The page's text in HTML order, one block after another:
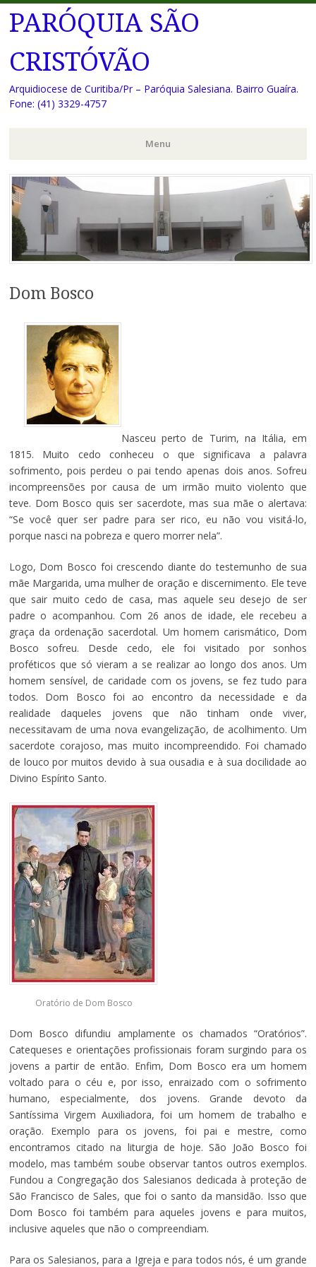
PARÓQUIA SÃO
CRISTÓVÃO
Arquidiocese de Curitiba/Pr – Paróquia Salesiana. Bairro Guaíra.
Fone: (41) 3329-4757
Menu
Pular
para
o
conteúdo
Dom Bosco
Nasceu perto de Turim, na Itália, em
1815. Muito cedo conheceu o que significava a palavra
sofrimento, pois perdeu o pai tendo apenas dois anos. Sofreu
incompreensões por causa de um irmão muito violento que
teve. Dom Bosco quis ser sacerdote, mas sua mãe o alertava:
“Se você quer ser padre para ser rico, eu não vou visitá-lo,
porque nasci na pobreza e quero morrer nela”.
Logo, Dom Bosco foi crescendo diante do testemunho de sua
mãe Margarida, uma mulher de oração e discernimento. Ele teve
que sair muito cedo de casa, mas aquele seu desejo de ser
padre o acompanhou. Com 26 anos de idade, ele recebeu a
graça da ordenação sacerdotal. Um homem carismático, Dom
Bosco sofreu. Desde cedo, ele foi visitado por sonhos
proféticos que só vieram a se realizar ao longo dos anos. Um
homem sensível, de caridade com os jovens, se fez tudo para
todos. Dom Bosco foi ao encontro da necessidade e da
realidade daqueles jovens que não tinham onde viver,
necessitavam de uma nova evangelização, de acolhimento. Um
sacerdote corajoso, mas muito incompreendido. Foi chamado
de louco por muitos devido à sua ousadia e à sua docilidade ao
Divino Espírito Santo.
Oratório de Dom Bosco
Dom Bosco difundiu amplamente os chamados “Oratórios”.
Catequeses e orientações profissionais foram surgindo para os
jovens a partir de então. Enfim, Dom Bosco era um homem
voltado para o céu e, por isso, enraizado com o sofrimento
humano, especialmente, dos jovens. Grande devoto da
Santíssima Virgem Auxiliadora, foi um homem de trabalho e
oração. Exemplo para os jovens, foi pai e mestre, como
encontramos citado na liturgia de hoje. São João Bosco foi
modelo, mas também soube observar tantos outros exemplos.
Fundou a Congregação dos Salesianos dedicada à proteção de
São Francisco de Sales, que foi o santo da mansidão. Isso que
Dom Bosco foi também para aqueles jovens e para muitos,
inclusive aqueles que não o compreendiam.
Para os Salesianos, para a Igreja e para todos nós, é um grande